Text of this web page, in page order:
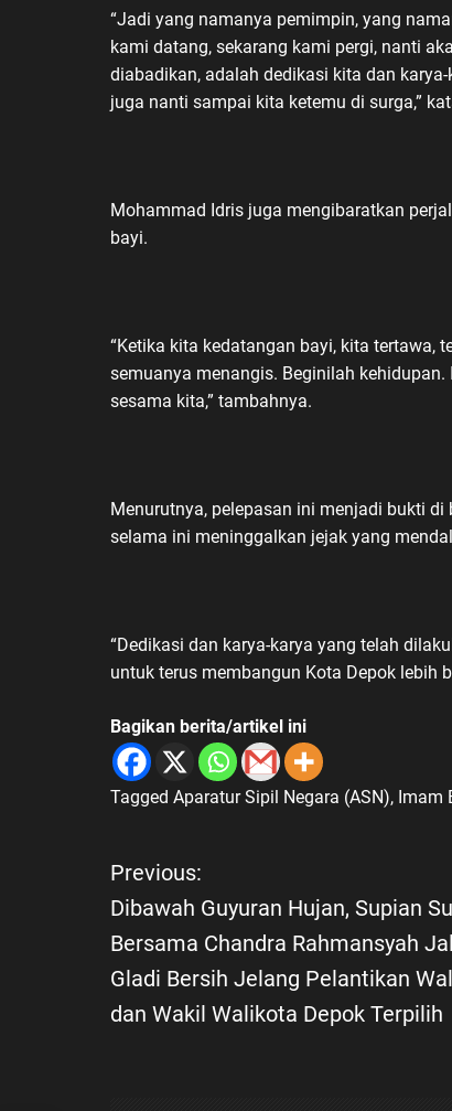
“Jadi yang namanya pemimpin, yang
kami datang, sekarang kami pergi, nanti
diabadikan, adalah dedikasi kita dan
juga nanti sampai kita ketemu di surga,”
Mohammad Idris juga mengibaratkan
bayi.
“Ketika kita kedatangan bayi, kita tertawa,
semuanya menangis. Beginilah
sesama kita,” tambahnya.
Menurutnya, pelepasan ini menjadi bukti
selama ini meninggalkan jejak yang
“Dedikasi dan karya-karya yang telah
untuk terus membangun Kota Depok lebih
Bagikan berita/artikel ini
Tagged Aparatur Sipil Negara (ASN), Imam
N
a
v
Previous:
Dibawah Guyuran Hujan, Supian
Bersama Chandra Rahmansyah
Gladi Bersih Jelang Pelantikan
dan Wakil Walikota Depok Terpilih